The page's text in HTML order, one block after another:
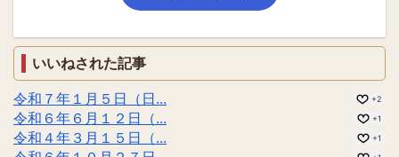
いいねされた記事
令和７年１月５日（日...
+2
令和６年６月１２日（... +1
令和４年３月１５日（... +1